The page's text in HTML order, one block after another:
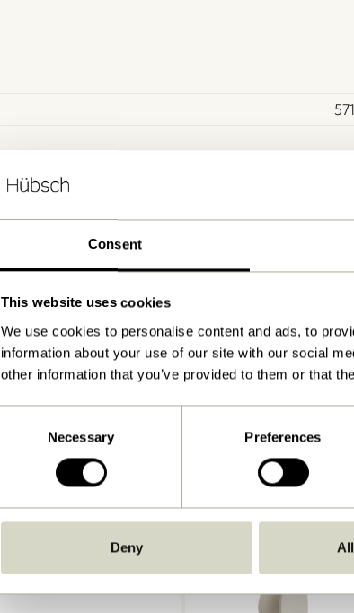
Consent
This website uses cookies
We use cookies to personalise content and ads, to
information about your use of our site with our social
other information that you’ve provided to them or that
Necessary Preferences
Deny